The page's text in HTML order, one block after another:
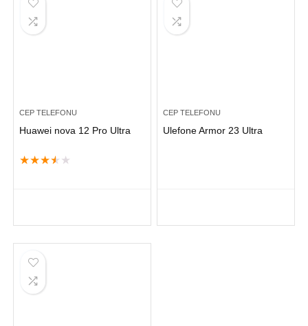
CEP TELEFONU
Huawei nova 12 Pro Ultra
★★★★ ★
CEP TELEFONU
Ulefone Armor 23 Ultra